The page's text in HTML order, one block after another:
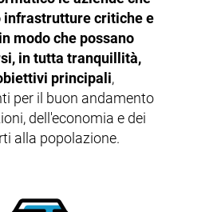
infrastrutture critiche e
modo che possano
in tutta tranquillità,
principali,
per il buon andamento
dell'economia e dei
alla popolazione.